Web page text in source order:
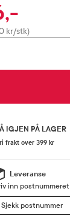
kr/stk)
IGJEN PÅ LAGER
frakt over 399 kr
Leveranse
inn
Sjekk postnummer